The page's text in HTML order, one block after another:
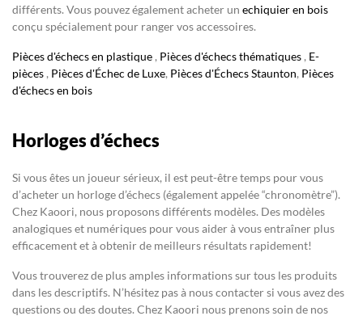
différents. Vous pouvez également acheter un echiquier en bois
conçu spécialement pour ranger vos accessoires.
Pièces d'échecs en plastique , Pièces d'échecs thématiques , E-
pièces , Pièces d'Échec de Luxe, Pièces d'Échecs Staunton, Pièces
d'échecs en bois
Horloges d’échecs
Si vous êtes un joueur sérieux, il est peut-être temps pour vous
d’acheter un horloge d’échecs (également appelée “chronomètre”).
Chez Kaoori, nous proposons différents modèles. Des modèles
analogiques et numériques pour vous aider à vous entraîner plus
efficacement et à obtenir de meilleurs résultats rapidement!
Vous trouverez de plus amples informations sur tous les produits
dans les descriptifs. N’hésitez pas à nous contacter si vous avez des
questions ou des doutes. Chez Kaoori nous prenons soin de nos